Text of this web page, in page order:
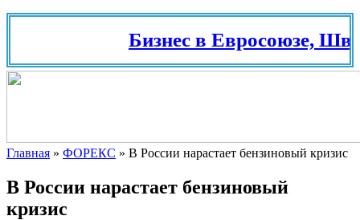
Бизнес в Евросоюзе,
Главная » ФОРЕКС » В России нарастает бензиновый кризис
В России нарастает бензиновый
кризис